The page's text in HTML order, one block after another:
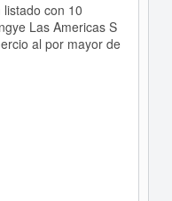
con 10
Las Americas S
al por mayor de